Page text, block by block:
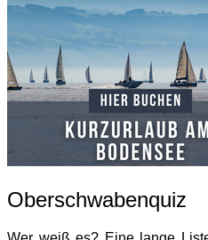
Oberschwabenquiz